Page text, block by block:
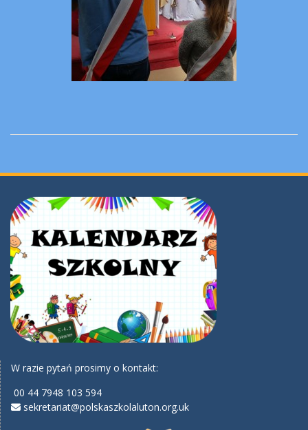
W razie pytań prosimy o kontakt:
00 44 7948 103 594
sekretariat@polskaszkolaluton.org.uk